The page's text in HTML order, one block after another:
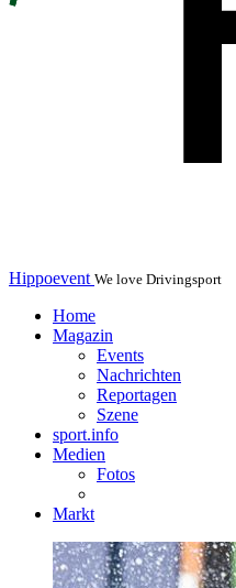
Hippoevent We love Drivingsport
Home
Magazin
Events
Nachrichten
Reportagen
Szene
sport.info
Medien
Fotos
Markt